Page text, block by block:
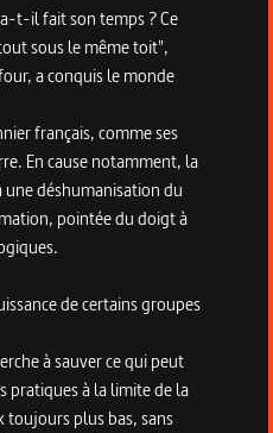
t-il fait son temps ? Ce
sous le même toit",
a conquis le monde
français, comme ses
En cause notamment, la
une déshumanisation du
pointée du doigt à
de certains groupes
à sauver ce qui peut
pratiques à la limite de la
toujours plus bas, sans